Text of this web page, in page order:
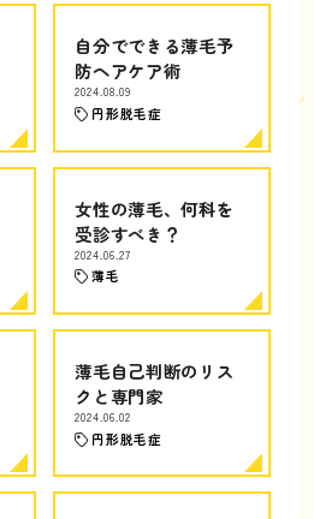
自分でできる薄毛予
防ヘアケア術
2024.08.09
円形脱毛症
女性の薄毛、何科を
受診すべき？
2024.06.27
薄毛
薄毛自己判断のリス
クと専門家
2024.06.02
円形脱毛症